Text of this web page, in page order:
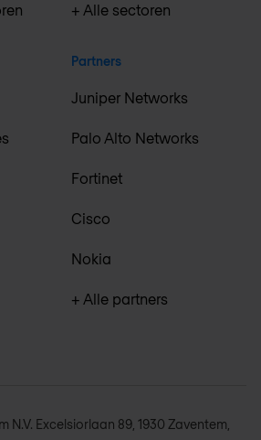
+ Alle sectoren
Partners
Juniper Networks
Palo Alto Networks
Fortinet
Cisco
Nokia
+ Alle partners
N.V. Excelsiorlaan 89, 1930 Zaventem,